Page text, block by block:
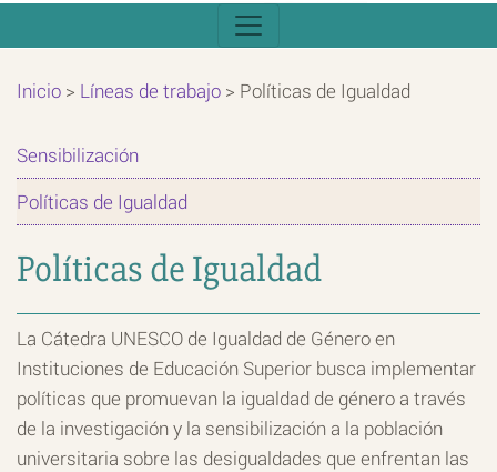
Inicio > Líneas de trabajo > Políticas de Igualdad
Sensibilización
Políticas de Igualdad
Políticas de Igualdad
La Cátedra UNESCO de Igualdad de Género en
Instituciones de Educación Superior busca implementar
políticas que promuevan la igualdad de género a través
de la investigación y la sensibilización a la población
universitaria sobre las desigualdades que enfrentan las